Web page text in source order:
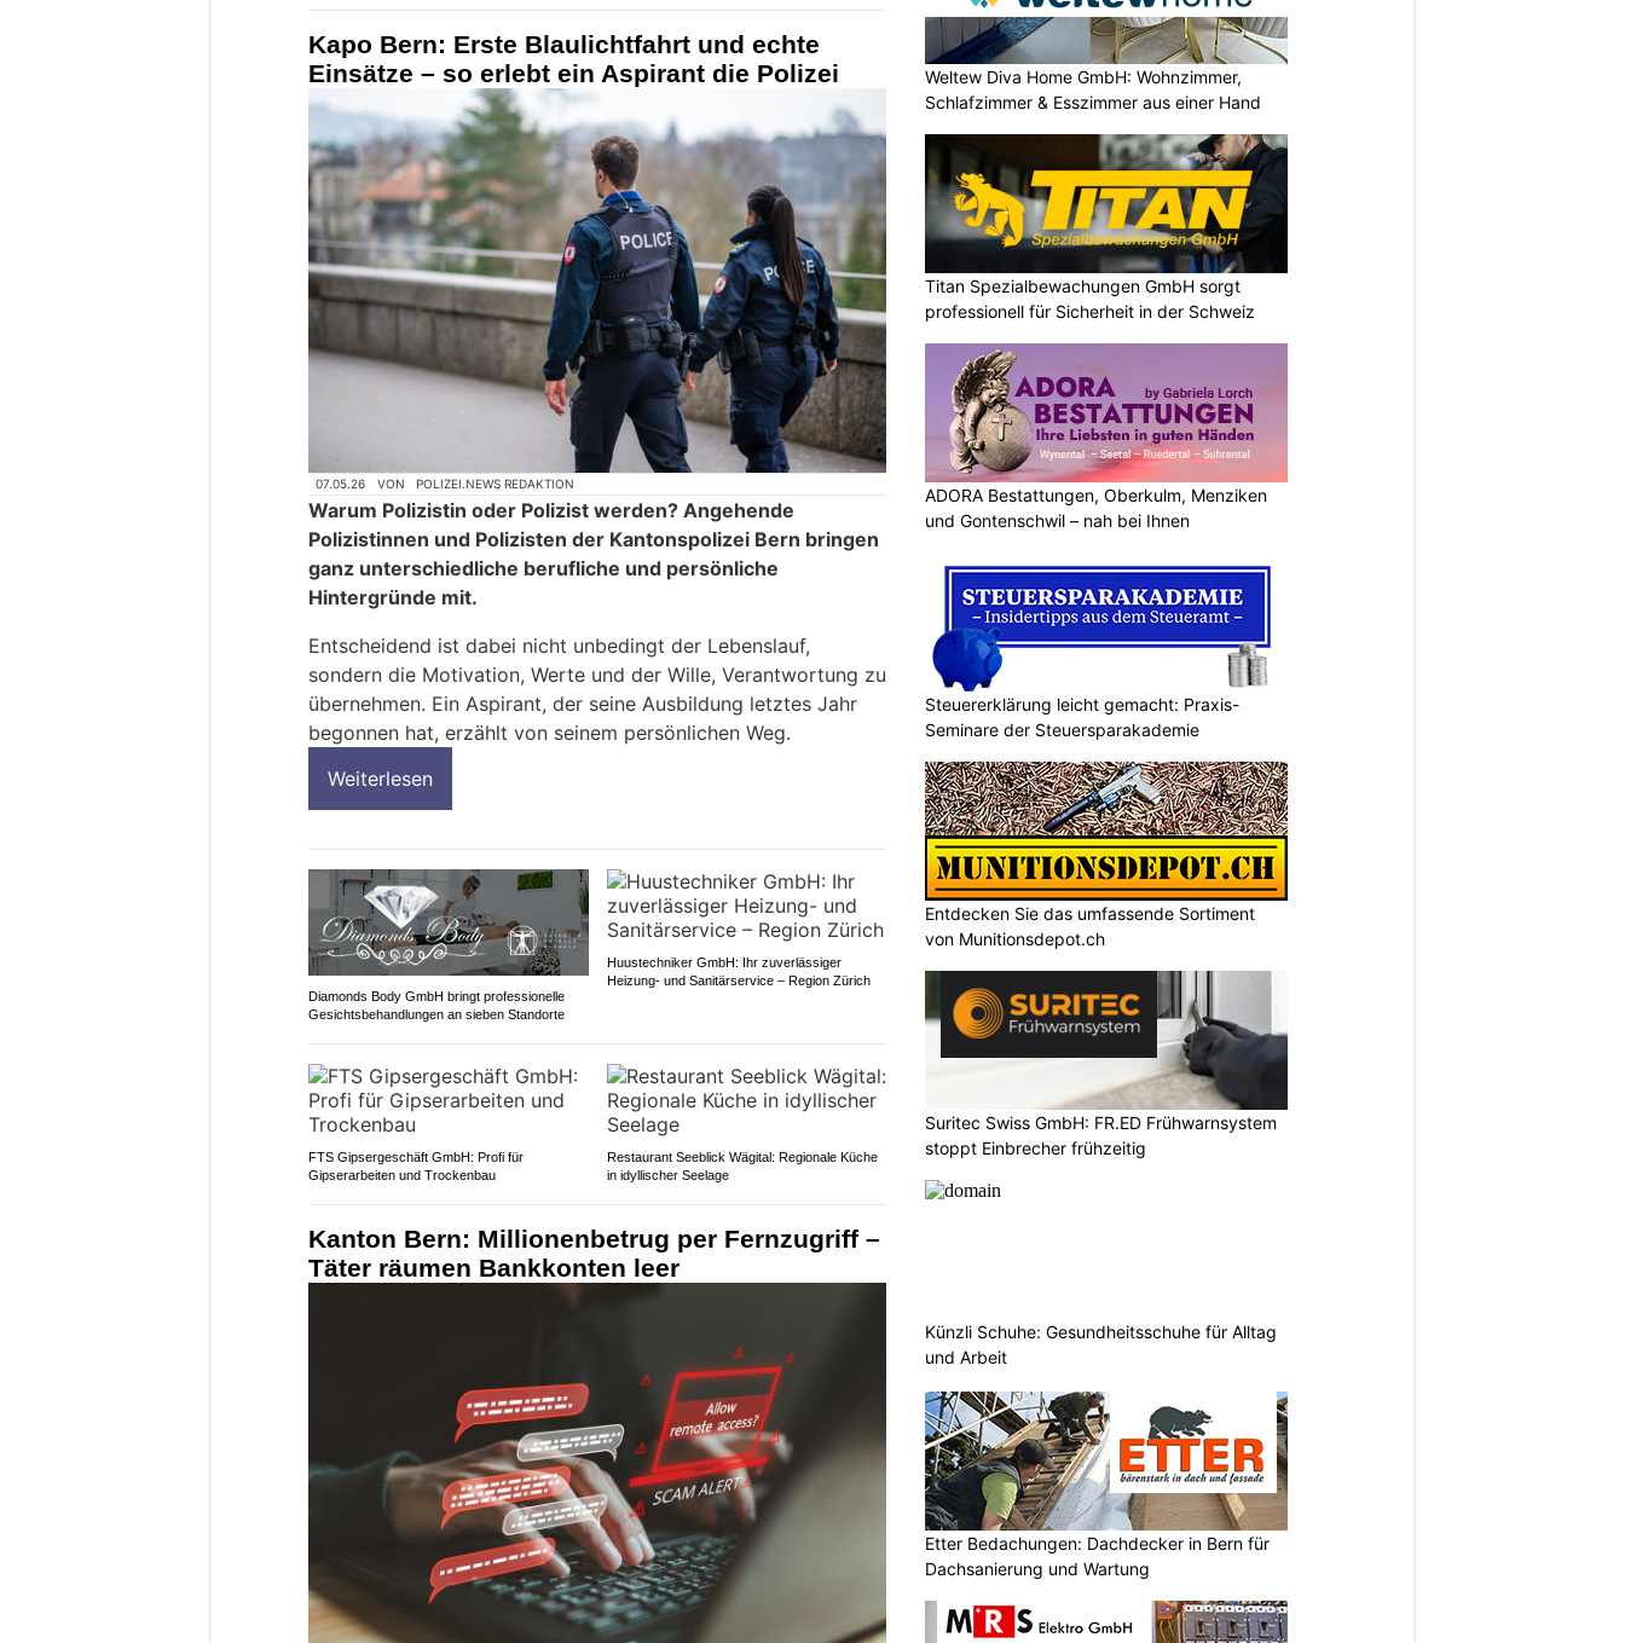
Kapo Bern: Erste Blaulichtfahrt und echte
Einsätze – so erlebt ein Aspirant die Polizei
07.05.26 VON POLIZEI.NEWS REDAKTION
Warum Polizistin oder Polizist werden? Angehende
Polizistinnen und Polizisten der Kantonspolizei Bern bringen
ganz unterschiedliche berufliche und persönliche
Hintergründe mit.
Entscheidend ist dabei nicht unbedingt der Lebenslauf,
sondern die Motivation, Werte und der Wille, Verantwortung zu
übernehmen. Ein Aspirant, der seine Ausbildung letztes Jahr
begonnen hat, erzählt von seinem persönlichen Weg.
Weiterlesen
Diamonds Body GmbH bringt professionelle
Gesichtsbehandlungen an sieben Standorte
Huustechniker GmbH: Ihr zuverlässiger
Heizung- und Sanitärservice – Region Zürich
FTS Gipsergeschäft GmbH: Profi für
Gipserarbeiten und Trockenbau
Restaurant Seeblick Wägital: Regionale Küche
in idyllischer Seelage
Kanton Bern: Millionenbetrug per Fernzugriff –
Täter räumen Bankkonten leer
Weltew Diva Home GmbH: Wohnzimmer,
Schlafzimmer & Esszimmer aus einer Hand
Titan Spezialbewachungen GmbH sorgt
professionell für Sicherheit in der Schweiz
ADORA Bestattungen, Oberkulm, Menziken
und Gontenschwil – nah bei Ihnen
Steuererklärung leicht gemacht: Praxis-
Seminare der Steuersparakademie
Entdecken Sie das umfassende Sortiment
von Munitionsdepot.ch
Suritec Swiss GmbH: FR.ED Frühwarnsystem
stoppt Einbrecher frühzeitig
Künzli Schuhe: Gesundheitsschuhe für Alltag
und Arbeit
Etter Bedachungen: Dachdecker in Bern für
Dachsanierung und Wartung